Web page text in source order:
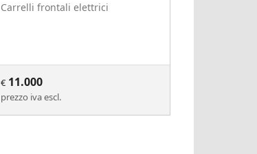
Carrelli frontali elettrici
€ 11.000
prezzo iva escl.